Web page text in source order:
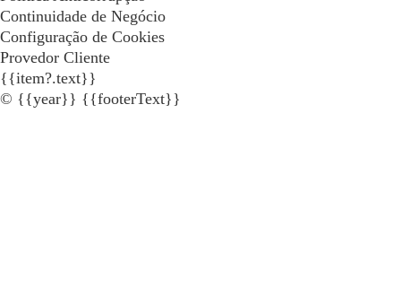
Continuidade de Negócio
Configuração de Cookies
Provedor Cliente
{{item?.text}}
© {{year}} {{footerText}}